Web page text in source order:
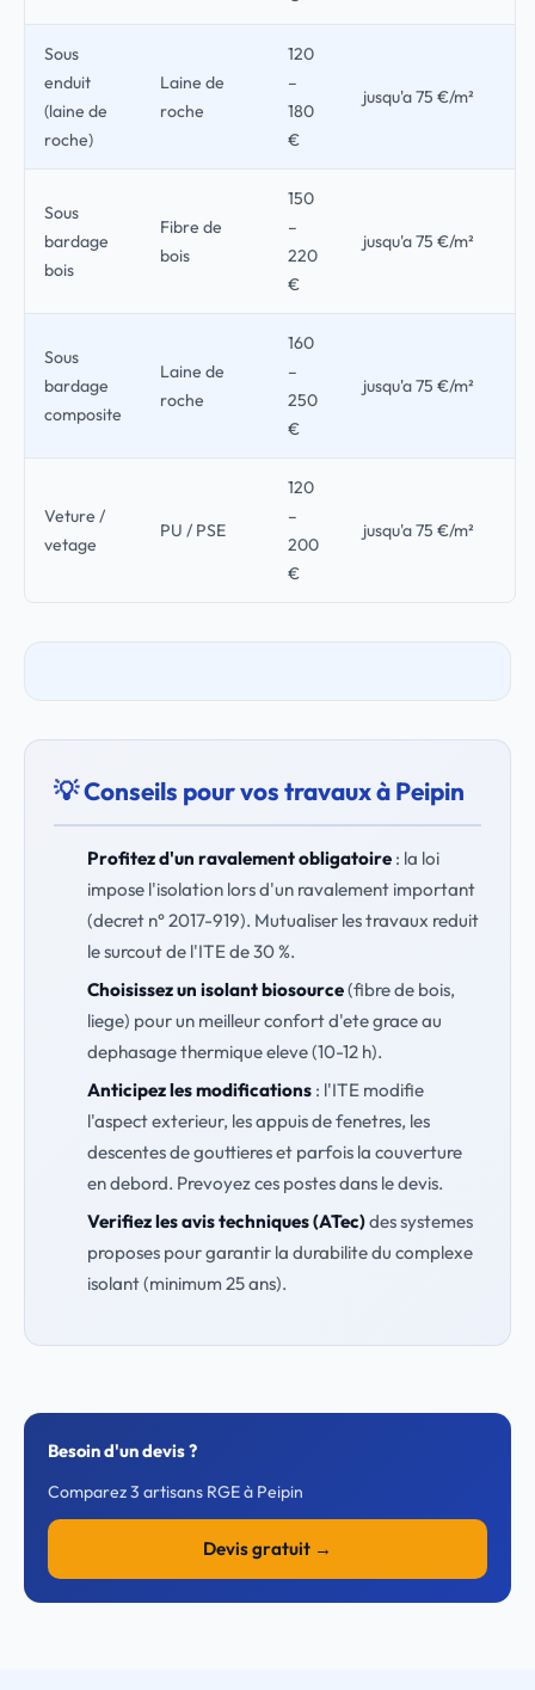
Sous
enduit
(laine de
roche)
Laine de
roche
120
–
180
€
jusqu'a 75 €/m²
Sous
bardage
bois
Fibre de
bois
150
–
220
€
jusqu'a 75 €/m²
Sous
bardage
composite
Laine de
roche
160
–
250
€
jusqu'a 75 €/m²
Veture /
vetage
PU / PSE
120
–
200
€
jusqu'a 75 €/m²
💡 Conseils pour vos travaux à Peipin
Profitez d'un ravalement obligatoire: la loi
impose l'isolation lors d'un ravalement important
(decret n° 2017-919). Mutualiser les travaux reduit
le surcout de l'ITE de 30 %.
Choisissez un isolant biosource(fibre de bois,
liege) pour un meilleur confort d'ete grace au
dephasage thermique eleve (10-12 h).
Anticipez les modifications: l'ITE modifie
l'aspect exterieur, les appuis de fenetres, les
descentes de gouttieres et parfois la couverture
en debord. Prevoyez ces postes dans le devis.
Verifiez les avis techniques (ATec)des systemes
proposes pour garantir la durabilite du complexe
isolant (minimum 25 ans).
Besoin d'un devis ?
Comparez 3 artisans RGE à Peipin
Devis gratuit →